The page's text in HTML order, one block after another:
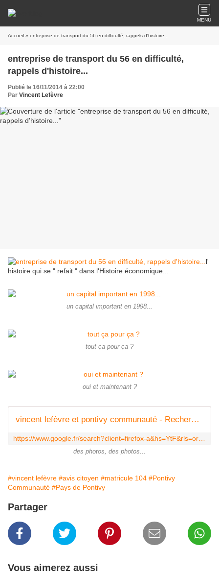
MENU
Accueil » entreprise de transport du 56 en difficulté, rappels d'histoire...
entreprise de transport du 56 en difficulté,
rappels d'histoire...
Publié le 16/11/2014 à 22:00
Par Vincent Lefèvre
l'
histoire qui se " refait " dans l'Histoire économique...
un capital important en 1998...
tout ça pour ça ?
oui et maintenant ?
vincent lefèvre et pontivy communauté - Recherche Google
des photos, des photos...
#vincent lefèvre #avis citoyen #matricule 104 #Pontivy
Communauté #Pays de Pontivy
Partager
Vous aimerez aussi